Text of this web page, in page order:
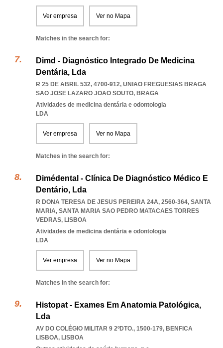
Ver empresa Ver no Mapa
Matches in the search for:
Dimd - Diagnóstico Integrado De Medicina
Dentária, Lda
R 25 DE ABRIL 532, 4700-912, UNIAO FREGUESIAS BRAGA
SAO JOSE LAZARO JOAO SOUTO, BRAGA
Atividades de medicina dentária e odontologia
LDA
Ver empresa Ver no Mapa
Matches in the search for:
Dimédental - Clínica De Diagnóstico Médico E
Dentário, Lda
R DONA TERESA DE JESUS PEREIRA 24A, 2560-364, SANTA
MARIA, SANTA MARIA SAO PEDRO MATACAES TORRES
VEDRAS, LISBOA
Atividades de medicina dentária e odontologia
LDA
Ver empresa Ver no Mapa
Matches in the search for:
Histopat - Exames Em Anatomia Patológica,
Lda
AV DO COLÉGIO MILITAR 9 2ºDTO., 1500-179, BENFICA
LISBOA, LISBOA